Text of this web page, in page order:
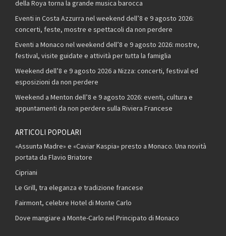
della Roya torna la grande musica barocca
Eventi in Costa Azzurra nel weekend dell’8 e 9 agosto 2026:
concerti, feste, mostre e spettacoli da non perdere
Eventi a Monaco nel weekend dell’8 e 9 agosto 2026: mostre,
festival, visite guidate e attività per tutta la famiglia
Weekend dell’8 e 9 agosto 2026 a Nizza: concerti, festival ed
esposizioni da non perdere
Weekend a Menton dell’8 e 9 agosto 2026: eventi, cultura e
appuntamenti da non perdere sulla Riviera Francese
ARTICOLI POPOLARI
«Assunta Madre» e «Caviar Kaspia» presto a Monaco. Una novità
portata da Flavio Briatore
Cipriani
Le Grill, tra eleganza e tradizione francese
Fairmont, celebre Hotel di Monte Carlo
Dove mangiare a Monte-Carlo nel Principato di Monaco